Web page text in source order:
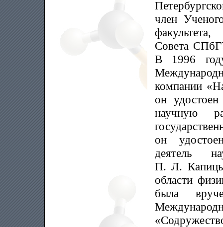
член
Совета
В 1996
компании
он
научную
он
деятель
П. Л.
области
была